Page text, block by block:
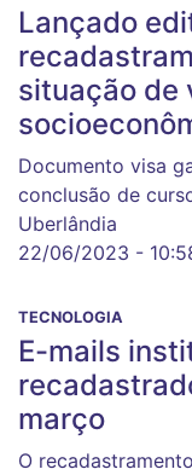
Lançado
situação de
Documento visa
conclusão de
Uberlândia
22/06/2023 -
TECNOLOGIA
E-mails
março
O